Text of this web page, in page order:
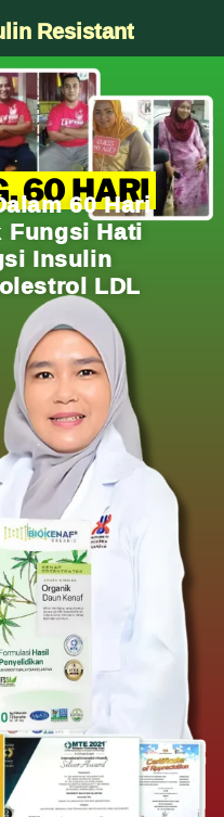
Manis
60 HARI
60 Hari
Fungsi Hati
Insulin
LDL